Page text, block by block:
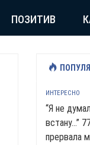
ПОЗИТИВ
ИНТЕРЕСНО
“Я не
встану…”
прервала